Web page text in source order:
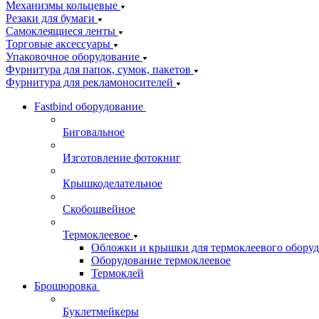
Механизмы кольцевые
Резаки для бумаги
Самоклеящиеся ленты
Торговые аксессуары
Упаковочное оборудование
Фурнитура для папок, сумок, пакетов
Фурнитура для рекламоносителей
Fastbind оборудование
Биговальное
Изготовление фотокниг
Крышкоделательное
Скобошвейное
Термоклеевое
Обложки и крышки для термоклеевого
Оборудование термоклеевое
Термоклей
Брошюровка
Буклетмейкеры